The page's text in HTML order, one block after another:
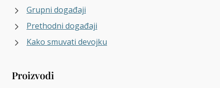
Grupni događaji
Prethodni događaji
Kako smuvati devojku
Proizvodi